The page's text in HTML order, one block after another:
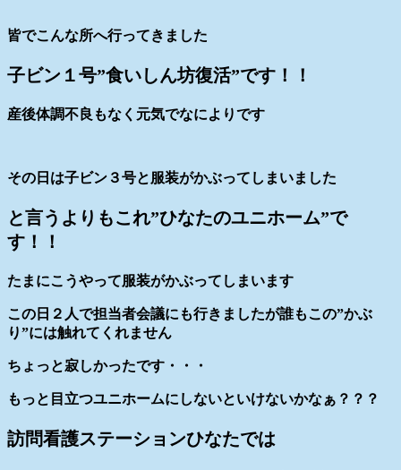
皆でこんな所へ行ってきました
子ビン１号”食いしん坊復活”です！！
産後体調不良もなく元気でなによりです
その日は子ビン３号と服装がかぶってしまいました
と言うよりもこれ”ひなたのユニホーム”で
す！！
たまにこうやって服装がかぶってしまいます
この日２人で担当者会議にも行きましたが誰もこの”かぶ
り”には触れてくれません
ちょっと寂しかったです・・・
もっと目立つユニホームにしないといけないかなぁ？？？
訪問看護ステーションひなたでは